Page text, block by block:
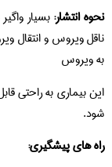
نحوه انتشار:بسیار
ناقل ویروس و انتقال
به ویروس
شود.
راه های پیشگیری: